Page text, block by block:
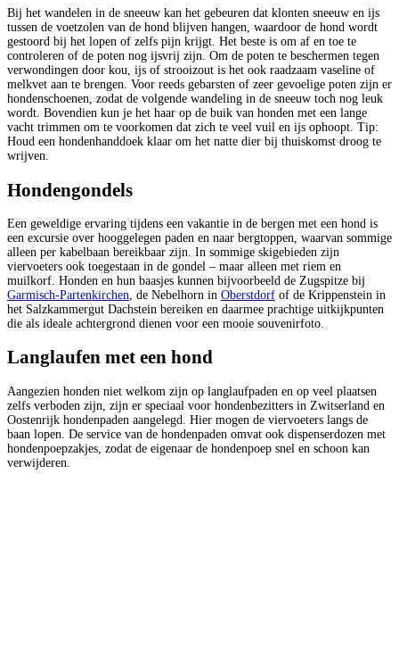
Bij het wandelen in de sneeuw kan het gebeuren dat klonten sneeuw en ijs
tussen de voetzolen van de hond blijven hangen, waardoor de hond wordt
gestoord bij het lopen of zelfs pijn krijgt. Het beste is om af en toe te
controleren of de poten nog ijsvrij zijn. Om de poten te beschermen tegen
verwondingen door kou, ijs of strooizout is het ook raadzaam vaseline of
melkvet aan te brengen. Voor reeds gebarsten of zeer gevoelige poten zijn er
hondenschoenen, zodat de volgende wandeling in de sneeuw toch nog leuk
wordt. Bovendien kun je het haar op de buik van honden met een lange
vacht trimmen om te voorkomen dat zich te veel vuil en ijs ophoopt. Tip:
Houd een hondenhanddoek klaar om het natte dier bij thuiskomst droog te
wrijven.
Hondengondels
Een geweldige ervaring tijdens een vakantie in de bergen met een hond is
een excursie over hooggelegen paden en naar bergtoppen, waarvan sommige
alleen per kabelbaan bereikbaar zijn. In sommige skigebieden zijn
viervoeters ook toegestaan in de gondel – maar alleen met riem en
muilkorf. Honden en hun baasjes kunnen bijvoorbeeld de Zugspitze bij
Garmisch-Partenkirchen, de Nebelhorn in Oberstdorf of de Krippenstein in
het Salzkammergut Dachstein bereiken en daarmee prachtige uitkijkpunten
die als ideale achtergrond dienen voor een mooie souvenirfoto.
Langlaufen met een hond
Aangezien honden niet welkom zijn op langlaufpaden en op veel plaatsen
zelfs verboden zijn, zijn er speciaal voor hondenbezitters in Zwitserland en
Oostenrijk hondenpaden aangelegd. Hier mogen de viervoeters langs de
baan lopen. De service van de hondenpaden omvat ook dispenserdozen met
hondenpoepzakjes, zodat de eigenaar de hondenpoep snel en schoon kan
verwijderen.